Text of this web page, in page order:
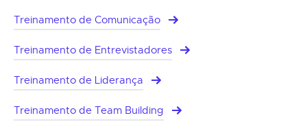
Treinamento de Comunicação
Treinamento de Entrevistadores
Treinamento de Liderança
Treinamento de Team Building